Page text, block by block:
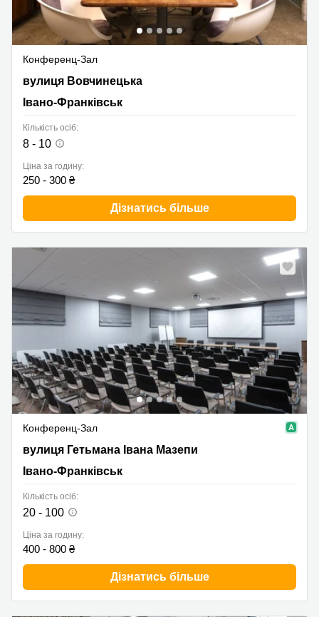
Конференц-Зал
вулиця Вовчинецька, Івано-Франківськ
вулиця Вовчинецька
Івано-Франківськ
Кількість осіб:
8 - 10
Ціна за годину:
250 - 300 ₴
Дізнатись більше
Конференц-Зал
вулиця Гетьмана Івана Мазепи, Івано-Франківськ
вулиця Гетьмана Івана Мазепи
Івано-Франківськ
Кількість осіб:
20 - 100
Ціна за годину:
400 - 800 ₴
Дізнатись більше